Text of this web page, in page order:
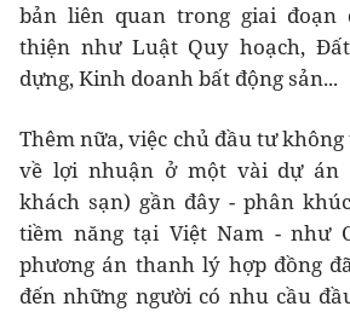
bản liên quan trong giai đoạn
thiện như Luật Quy hoạch,
dựng, Kinh doanh bất động sản...
Thêm nữa, việc chủ đầu tư
về lợi nhuận ở một vài dự án
khách sạn) gần đây - phân
tiềm năng tại Việt Nam - như
phương án thanh lý hợp đồng
đến những người có nhu cầu